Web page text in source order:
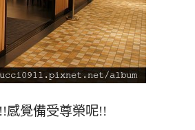
感覺備受尊榮呢!!